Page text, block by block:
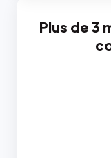
Plus de 3